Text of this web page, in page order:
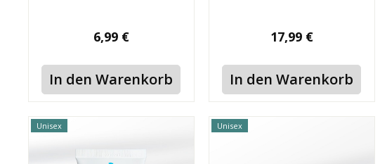
6,99 €
In den Warenkorb
17,99 €
In den Warenkorb
Unisex Unisex